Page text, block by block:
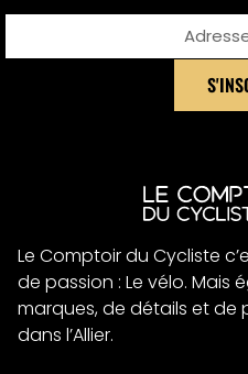
Le Comptoir du Cycliste
de passion : Le vélo. Mais
marques, de détails et de
dans l’Allier.